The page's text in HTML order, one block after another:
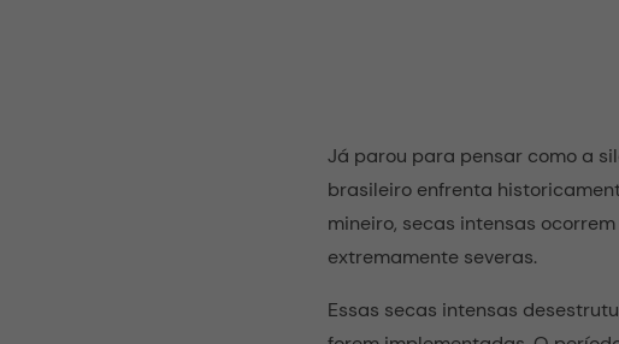
Já parou para pensar como a
brasileiro enfrenta
mineiro, secas intensas
extremamente severas.
Essas secas intensas